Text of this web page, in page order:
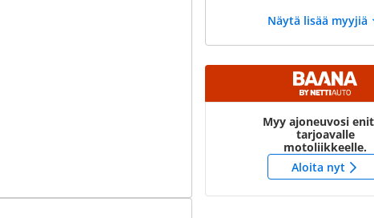
Näytä lisää myyjiä
Myy ajoneuvosi
tarjoavalle
motoliikkeelle.
Aloita nyt